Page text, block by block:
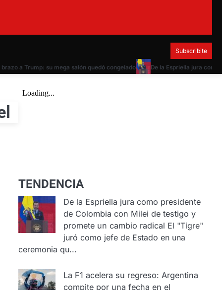
Subscribite
su mega salón quedó congelado De la Espriella jura como
TENDENCIA
De la Espriella jura como presidente
de Colombia con Milei de testigo y
promete un cambio radical El "Tigre"
juró como jefe de Estado en una
ceremonia qu...
La F1 acelera su regreso: Argentina
compite por una fecha en el